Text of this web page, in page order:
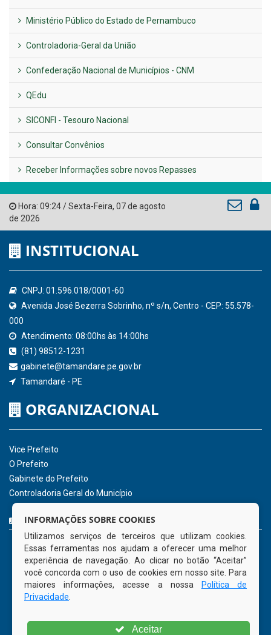
Previous
LINKS ÚTEIS
AMUPE
Governo de Pernambuco
Tribunal de Contas do Estado de Pernambuco
Ministério Público do Estado de Pernambuco
Controladoria-Geral da União
Confederação Nacional de Municípios - CNM
QEdu
Consultar Convênios
Receber Informações sobre novos Repasses
Hora:09:24/ Sexta-Feira,07 de agosto
de 2026
INSTITUCIONAL
CNPJ: 01.596.018/0001-60
000
Atendimento: 08:00hs às 14:00hs
(81) 98512-1231
gabinete@tamandare.pe.gov.br
Tamandaré - PE
INFORMAÇÕES SOBRE COOKIES
Utilizamos serviços de terceiros que utilizam cookies.
Essas ferramentas nos ajudam a oferecer uma melhor
experiência de navegação. Ao clicar no botão “Aceitar”
você concorda com o uso de cookies em nosso site. Para
maiores informações, acesse a nossa
Política de
Privacidade
Aceitar